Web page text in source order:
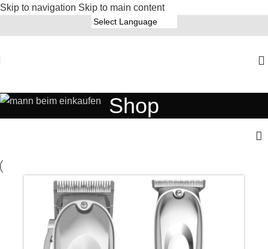
Skip to navigation Skip to main content
Shop